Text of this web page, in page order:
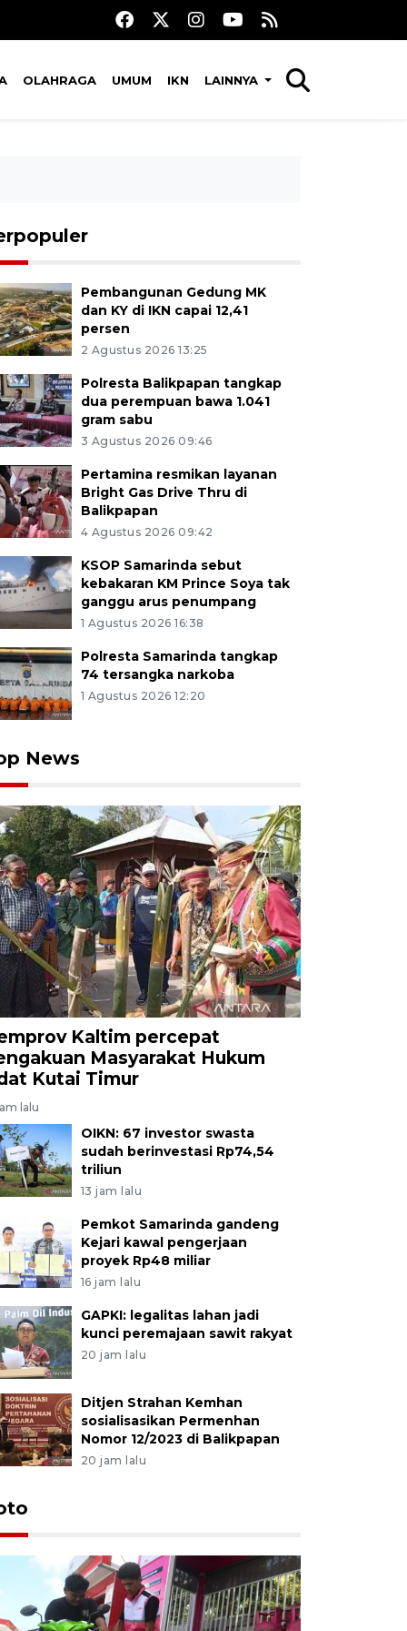
OLAHRAGA UMUM IKN LAINNYA
Pembangunan Gedung MK
dan KY di IKN capai 12,41
persen
2 Agustus 2026 13:25
Polresta Balikpapan tangkap
dua perempuan bawa 1.041
gram sabu
3 Agustus 2026 09:46
Pertamina resmikan layanan
Bright Gas Drive Thru di
Balikpapan
4 Agustus 2026 09:42
KSOP Samarinda sebut
kebakaran KM Prince Soya tak
ganggu arus penumpang
1 Agustus 2026 16:38
Polresta Samarinda tangkap
74 tersangka narkoba
1 Agustus 2026 12:20
News
Kaltim percepat
Masyarakat Hukum
Kutai Timur
lalu
OIKN: 67 investor swasta
sudah berinvestasi Rp74,54
triliun
13 jam lalu
Pemkot Samarinda gandeng
Kejari kawal pengerjaan
proyek Rp48 miliar
16 jam lalu
GAPKI: legalitas lahan jadi
kunci peremajaan sawit rakyat
20 jam lalu
Ditjen Strahan Kemhan
sosialisasikan Permenhan
Nomor 12/2023 di Balikpapan
20 jam lalu